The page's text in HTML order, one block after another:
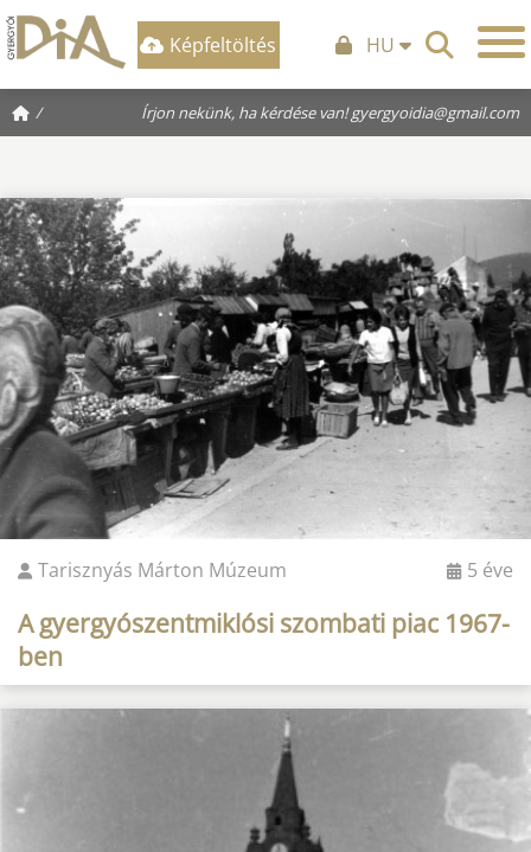
Képfeltöltés HU
/ Írjon nekünk, ha kérdése van!gyergyoidia@gmail.com
Tarisznyás Márton Múzeum 5 éve
A gyergyószentmiklósi szombati piac 1967-
ben